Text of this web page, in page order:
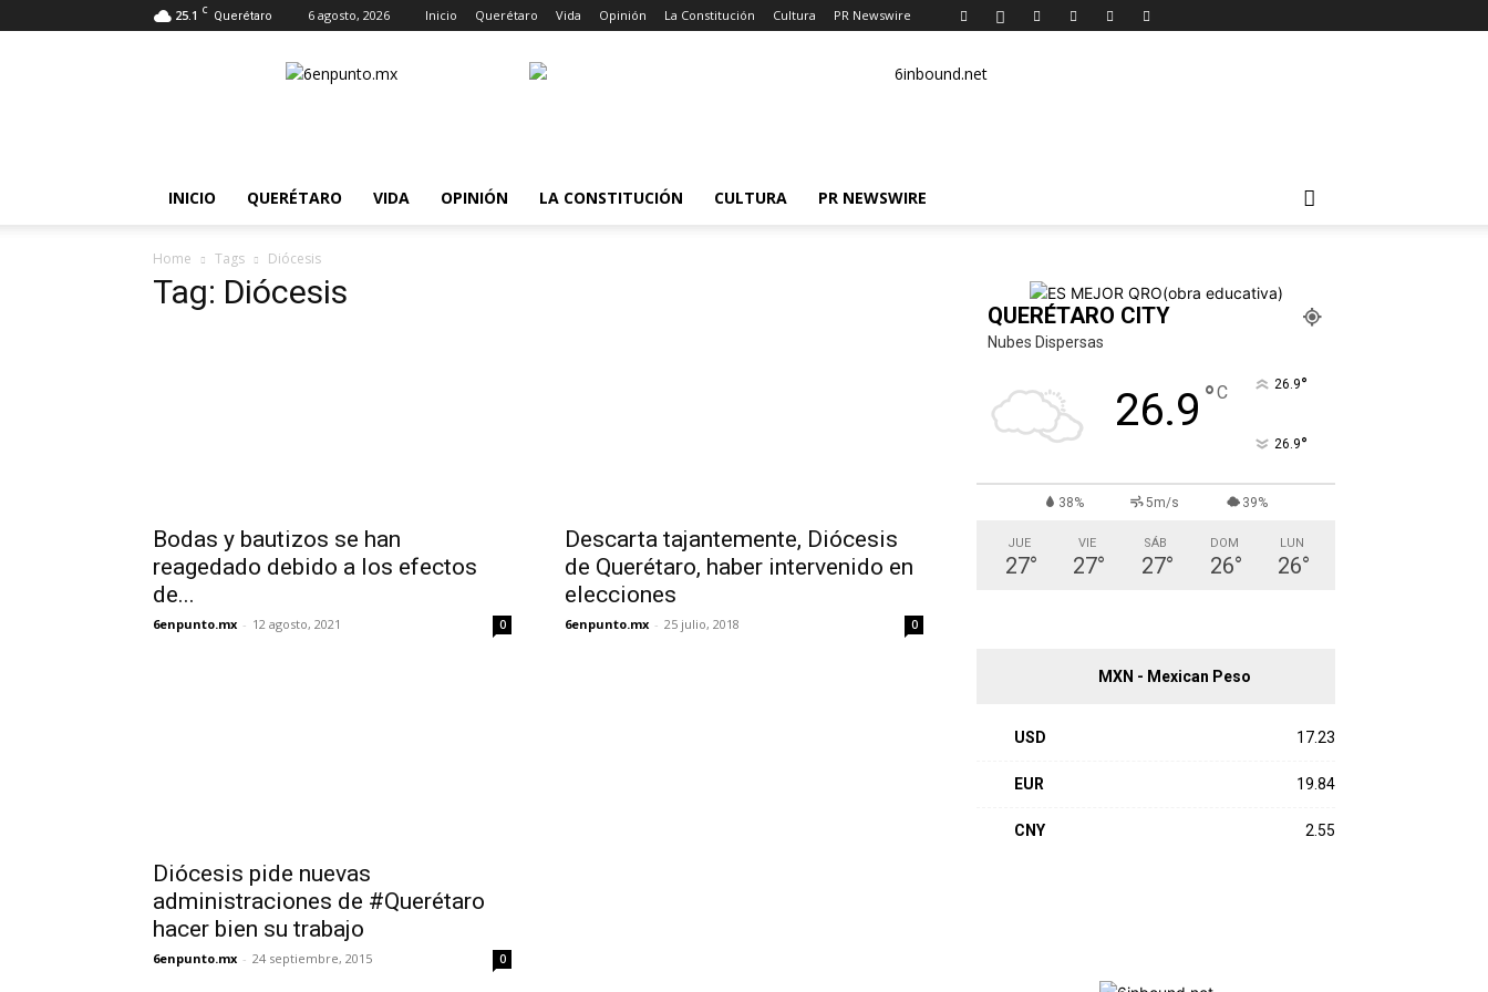
25.1 C Querétaro 6 agosto, 2026 Inicio Querétaro Vida Opinión La Constitución Cultura PR Newswire
6
INICIO QUERÉTARO VIDA OPINIÓN LA CONSTITUCIÓN CULTURA PR NEWSWIRE
Home Tags Diócesis
Tag: Diócesis
Bodas y bautizos se han
reagedado debido a los efectos
de...
6enpunto.mx - 12 agosto, 2021 0
Descarta tajantemente, Diócesis
de Querétaro, haber intervenido en
elecciones
6enpunto.mx - 25 julio, 2018 0
Diócesis pide nuevas
administraciones de #Querétaro
hacer bien su trabajo
6enpunto.mx - 24 septiembre, 2015 0
QUERÉTARO CITY
Nubes Dispersas
26.9 °C 26.9°
26.9°
38% 5m/s 39%
JUE
27°
VIE
27°
SÁB
27°
DOM
26°
LUN
26°
MXN - Mexican Peso
USD 17.23
EUR 19.84
CNY 2.55